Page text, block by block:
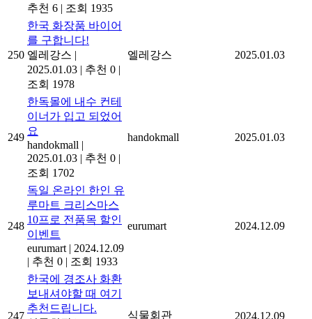
추천 6 | 조회 1935
250
한국 화장품 바이어
를 구합니다!
엘레강스 |
2025.01.03 | 추천 0 |
조회 1978
엘레강스 2025.01.03
249
한독몰에 내수 컨테
이너가 입고 되었어
요
handokmall |
2025.01.03 | 추천 0 |
조회 1702
handokmall 2025.01.03
248
독일 온라인 한인 유
루마트 크리스마스
10프로 전품목 할인
이벤트
eurumart | 2024.12.09
| 추천 0 | 조회 1933
eurumart 2024.12.09
247
한국에 경조사 화환
보내셔야할 때 여기
추천드립니다.
식물회관 2024.12.09